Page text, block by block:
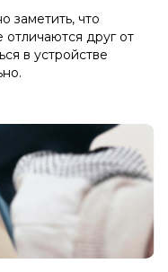
заметить, что
друг от
в устройстве